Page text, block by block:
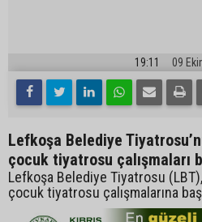
19:11 09
Lefkoşa Belediye
çocuk tiyatrosu çalışmaları
Lefkoşa Belediye Tiyatrosu
çocuk tiyatrosu çalışmalarına